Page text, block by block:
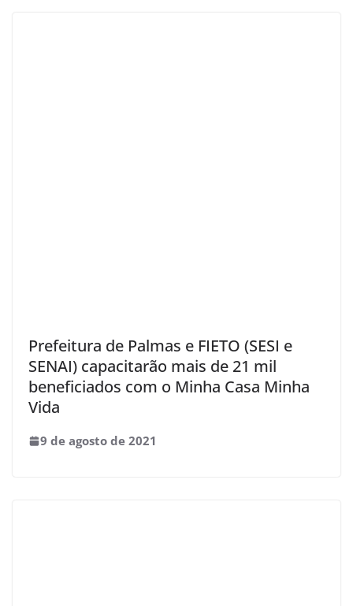
Prefeitura de Palmas e FIETO (SESI e
SENAI) capacitarão mais de 21 mil
beneficiados com o Minha Casa Minha
Vida
9 de agosto de 2021